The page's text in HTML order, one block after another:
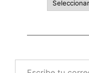
Escribe tu correo electrónico…